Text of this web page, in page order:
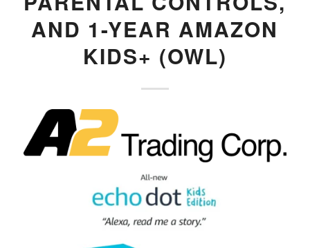
AND 1-YEAR AMAZON
KIDS+ (OWL)